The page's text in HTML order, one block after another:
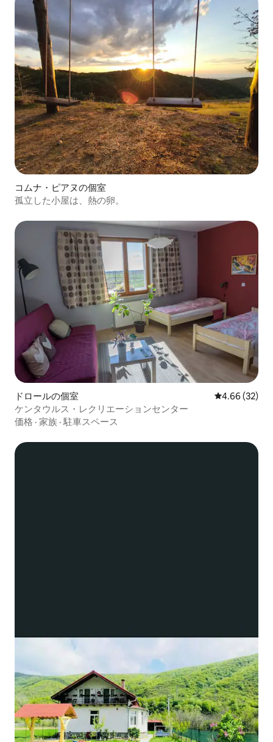
コムナ・ピアヌの個室
孤立した小屋は、熱の卵。
ドロールの個室 レビュー32
4.66 (32)
ケンタウルス・レクリエーションセンター
価格 · 家族 ·駐車スペース